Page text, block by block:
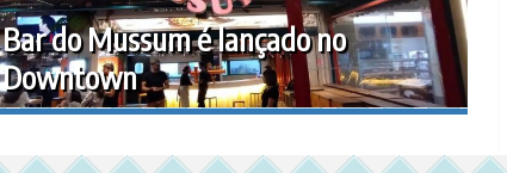
Bar do Mussum é lançado no
Downtown